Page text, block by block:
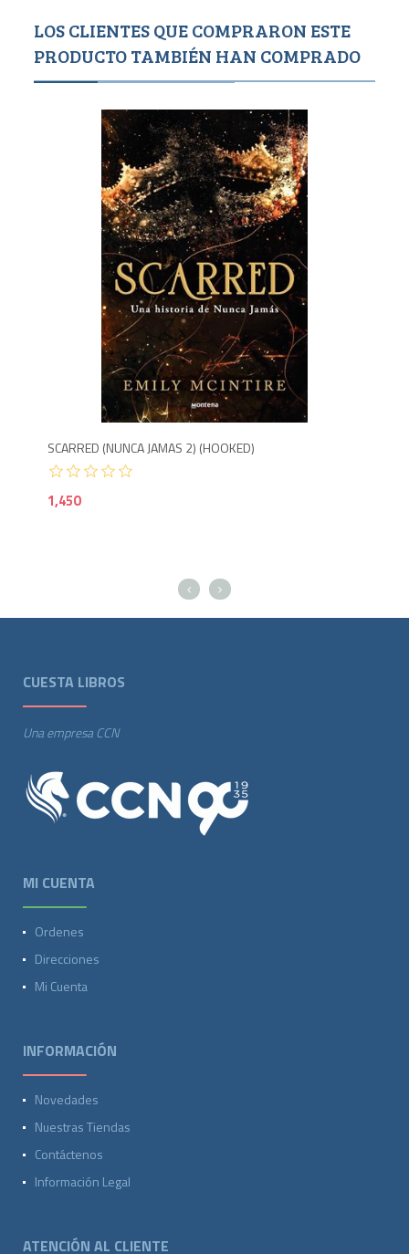
LOS CLIENTES QUE COMPRARON ESTE
PRODUCTO TAMBIÉN HAN COMPRADO
SCARRED (NUNCA JAMAS 2) (HOOKED)
1,450
CUESTA LIBROS
Una empresa CCN
MI CUENTA
Ordenes
Direcciones
Mi Cuenta
INFORMACIÓN
Novedades
Nuestras Tiendas
Contáctenos
Información Legal
ATENCIÓN AL CLIENTE